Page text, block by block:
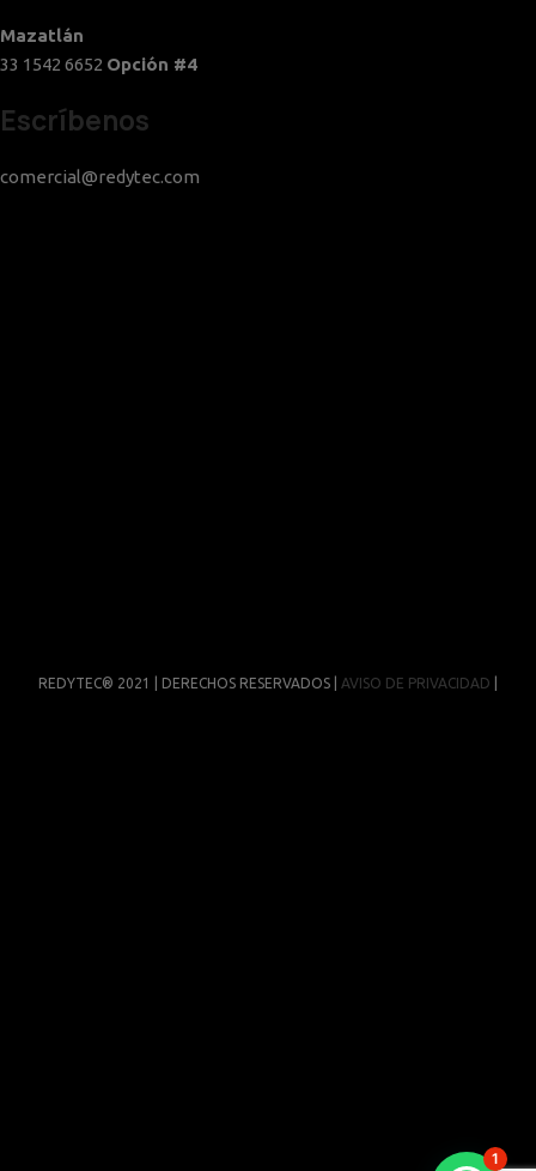
Mazatlán
33 1542 6652 Opción #4
Escríbenos
comercial@redytec.com
REDYTEC® 2021 | DERECHOS RESERVADOS | AVISO DE PRIVACIDAD
1